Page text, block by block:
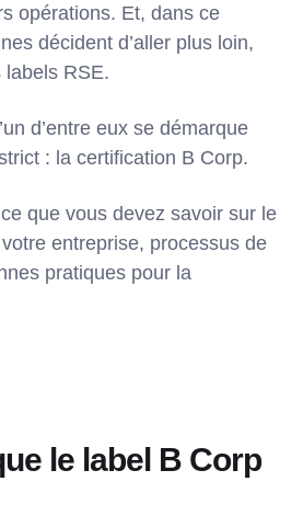
opérations. Et, dans ce
décident d’aller plus loin,
labels RSE.
d’entre eux se démarque
: la certification B Corp.
que vous devez savoir sur le
entreprise, processus de
pratiques pour la
le label B Corp